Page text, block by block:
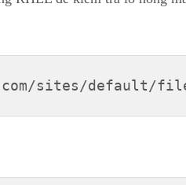
sites/default/